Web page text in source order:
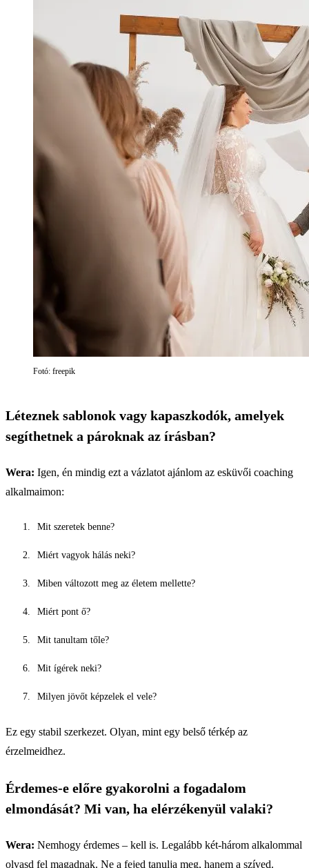
Fotó: freepik
Léteznek sablonok vagy kapaszkodók, amelyek
segíthetnek a pároknak az írásban?
Wera: Igen, én mindig ezt a vázlatot ajánlom az esküvői coaching
alkalmaimon:
Mit szeretek benne?
Miért vagyok hálás neki?
Miben változott meg az életem mellette?
Miért pont ő?
Mit tanultam tőle?
Mit ígérek neki?
Milyen jövőt képzelek el vele?
Ez egy stabil szerkezet. Olyan, mint egy belső térkép az
érzelmeidhez.
Érdemes-e előre gyakorolni a fogadalom
elmondását? Mi van, ha elérzékenyül valaki?
Wera: Nemhogy érdemes – kell is. Legalább két-három alkalommal
olvasd fel magadnak. Ne a fejed tanulja meg, hanem a szíved.